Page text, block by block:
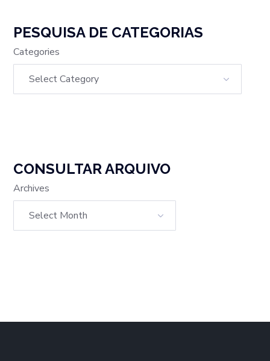
PESQUISA DE CATEGORIAS
Categories
CONSULTAR ARQUIVO
Archives